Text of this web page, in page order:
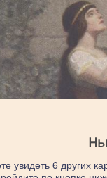
увидеть 6 других